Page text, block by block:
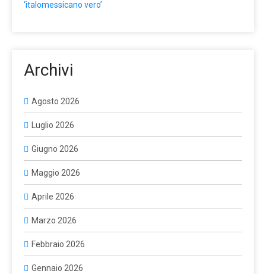
‘italomessicano vero’
Archivi
Agosto 2026
Luglio 2026
Giugno 2026
Maggio 2026
Aprile 2026
Marzo 2026
Febbraio 2026
Gennaio 2026